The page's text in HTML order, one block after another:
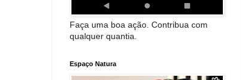
Faça uma boa ação. Contribua com
qualquer quantia.
Espaço Natura